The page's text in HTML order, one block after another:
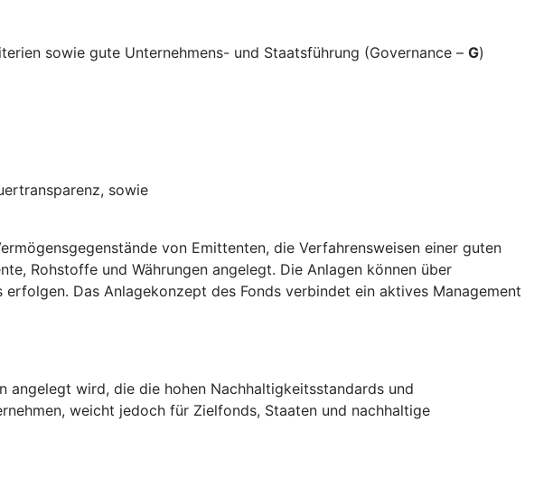
sowie gute Unternehmens- und Staatsführung (Governance – G)
sowie
von Emittenten, die Verfahrensweisen einer guten
Rohstoffe und Währungen angelegt. Die Anlagen können über
Das Anlagekonzept des Fonds verbindet ein aktives Management
angelegt wird, die die hohen Nachhaltigkeitsstandards und
weicht jedoch für Zielfonds, Staaten und nachhaltige